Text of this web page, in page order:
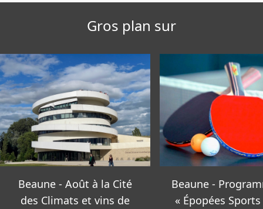
Gros plan sur
Beaune - Programme des
« Épopées Sports » pour
Beaune
rendez-vous à